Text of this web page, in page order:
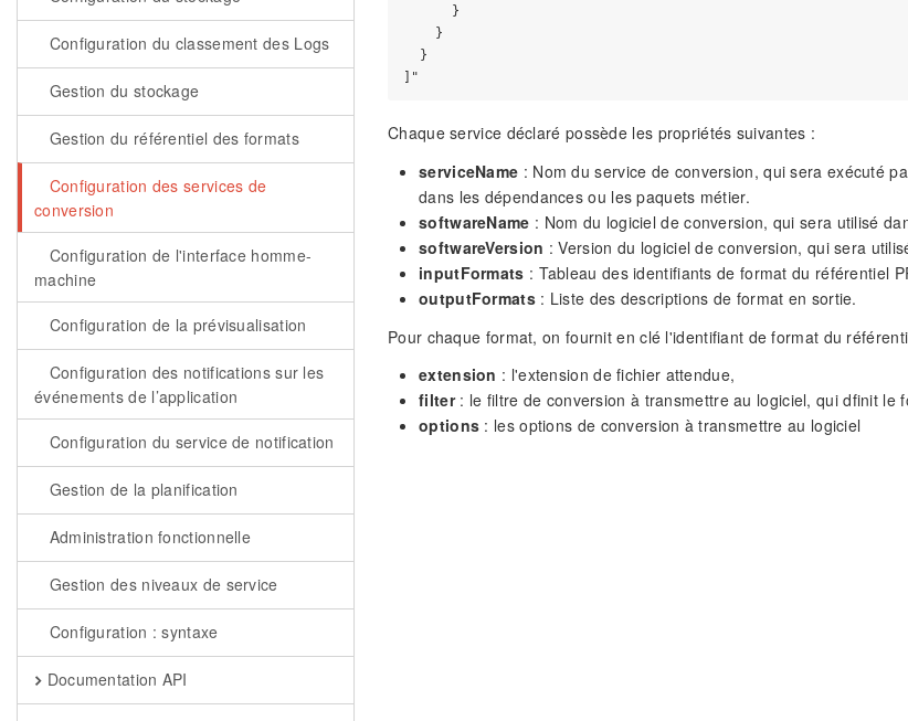
Configuration du classement des Logs
Gestion du stockage
Gestion du référentiel des formats
Configuration des services de
conversion
Configuration de l'interface homme-
machine
Configuration de la prévisualisation
Configuration des notifications sur les
événements de l’application
Configuration du service de notification
Gestion de la planification
Administration fonctionnelle
Gestion des niveaux de service
Configuration : syntaxe
Documentation API
      }
    }
  }
Chaque service déclaré possède les propriétés suivantes :
serviceName : Nom du service de conversion, qui sera exécuté
dans les dépendances ou les paquets métier.
softwareName : Nom du logiciel de conversion, qui sera utilisé
softwareVersion : Version du logiciel de conversion, qui sera
inputFormats : Tableau des identifiants de format du référentiel
outputFormats: Liste des descriptions de format en sortie.
Pour chaque format, on fournit en clé l'identifiant de format du
extension : l'extension de fichier attendue,
filter: le filtre de conversion à transmettre au logiciel, qui dfinit le
options : les options de conversion à transmettre au logiciel